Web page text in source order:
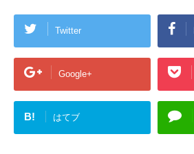
Twitter
Google+
B! はてブ